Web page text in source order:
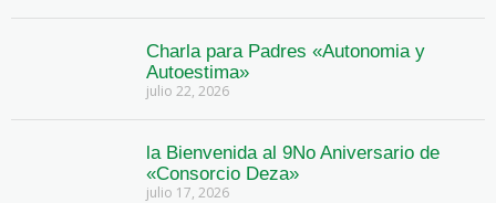
Charla para Padres «Autonomia y
Autoestima»
julio 22, 2026
la Bienvenida al 9No Aniversario de
«Consorcio Deza»
julio 17, 2026